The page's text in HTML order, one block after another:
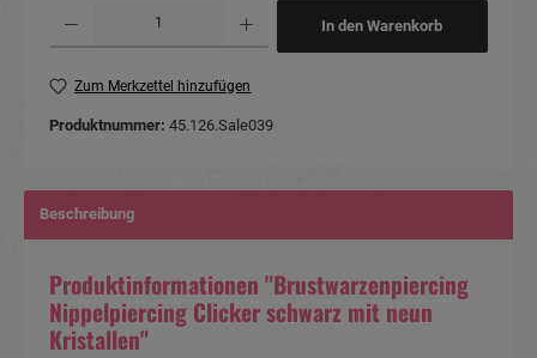
In den Warenkorb
Zum Merkzettel hinzufügen
Produktnummer: 45.126.Sale039
Beschreibung
Produktinformationen "Brustwarzenpiercing
Nippelpiercing Clicker schwarz mit neun
Kristallen"